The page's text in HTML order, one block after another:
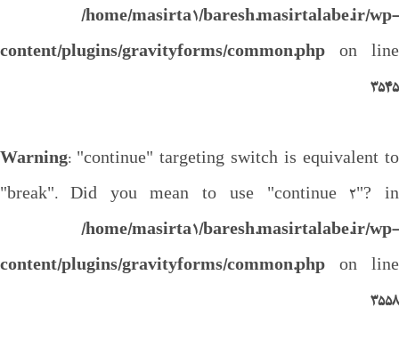
/home/masirta1/baresh.masirtalabe.ir/wp-
content/plugins/gravityforms/common.php on line
3545
Warning: "continue" targeting switch is equivalent to
"break". Did you mean to use "continue 2"? in
/home/masirta1/baresh.masirtalabe.ir/wp-
content/plugins/gravityforms/common.php on line
3558